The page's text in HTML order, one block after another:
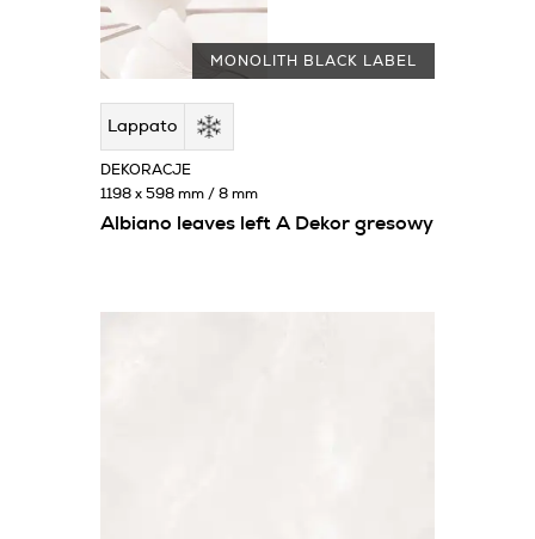
MONOLITH BLACK LABEL
Lappato
Albiano leaves left A Dekor gresowy
DEKORACJE
1198 x 598 mm / 8 mm